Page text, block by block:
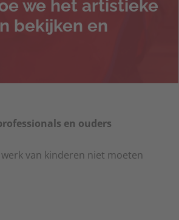
we het artistieke
bekijken en
en ouders
van kinderen niet moeten